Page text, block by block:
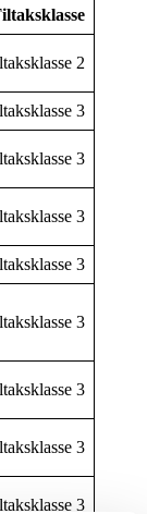
2
3
3
3
3
3
3
3
3